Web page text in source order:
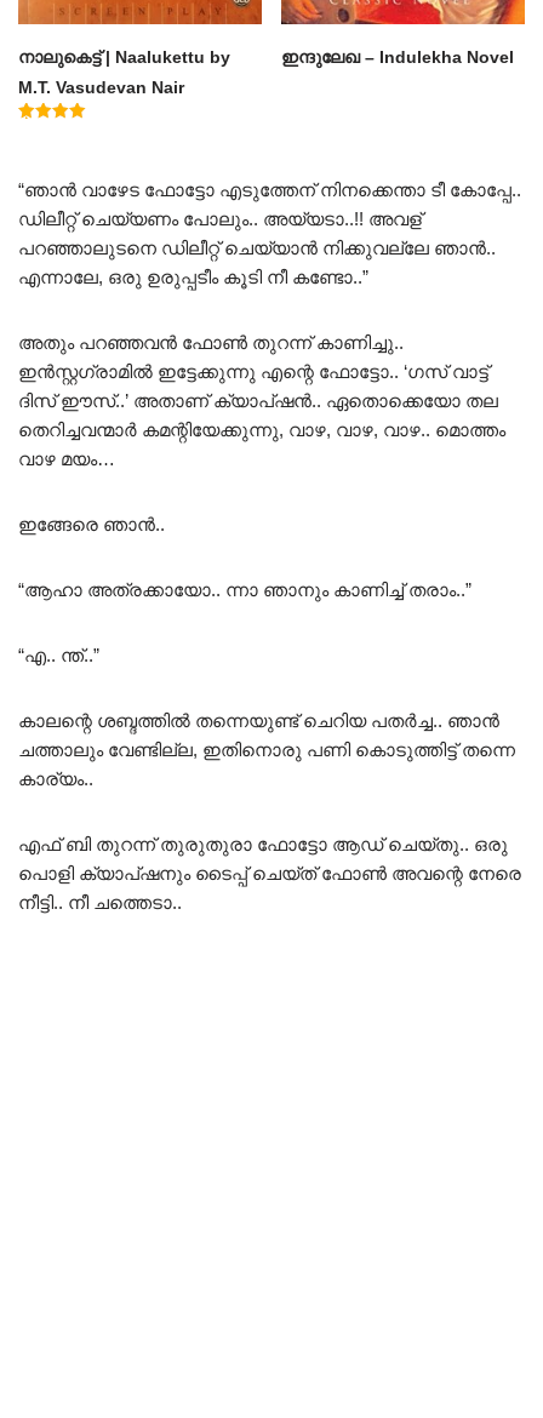
നാലുകെട്ട് | Naalukettu by
M.T. Vasudevan Nair
ഇന്ദുലേഖ – Indulekha Novel
“ഞാൻ വാഴേട ഫോട്ടോ എടുത്തേന് നിനക്കെന്താ ടീ കോപ്പേ..
ഡിലീറ്റ് ചെയ്യണം പോലും.. അയ്യടാ..!! അവള്
പറഞ്ഞാലുടനെ ഡിലീറ്റ് ചെയ്യാൻ നിക്കുവല്ലേ ഞാൻ..
എന്നാലേ, ഒരു ഉരുപ്പടീം കൂടി നീ കണ്ടോ..”
അതും പറഞ്ഞവൻ ഫോൺ തുറന്ന് കാണിച്ചു..
ഇൻസ്റ്റഗ്രാമിൽ ഇട്ടേക്കുന്നു എന്റെ ഫോട്ടോ.. ‘ഗസ് വാട്ട്
ദിസ് ഈസ്..’ അതാണ് ക്യാപ്ഷൻ.. ഏതൊക്കെയോ തല
തെറിച്ചവന്മാർ കമന്റിയേക്കുന്നു, വാഴ, വാഴ, വാഴ.. മൊത്തം
വാഴ മയം…
ഇങ്ങേരെ ഞാൻ..
“ആഹാ അത്രക്കായോ.. ന്നാ ഞാനും കാണിച്ച് തരാം..”
“എ.. ന്ത്..”
കാലന്റെ ശബ്ദത്തിൽ തന്നെയുണ്ട് ചെറിയ പതർച്ച.. ഞാൻ
ചത്താലും വേണ്ടില്ല, ഇതിനൊരു പണി കൊടുത്തിട്ട് തന്നെ
കാര്യം..
എഫ് ബി തുറന്ന് തുരുതുരാ ഫോട്ടോ ആഡ് ചെയ്തു.. ഒരു
പൊളി ക്യാപ്ഷനും ടൈപ്പ് ചെയ്ത് ഫോൺ അവന്റെ നേരെ
നീട്ടി.. നീ ചത്തെടാ..